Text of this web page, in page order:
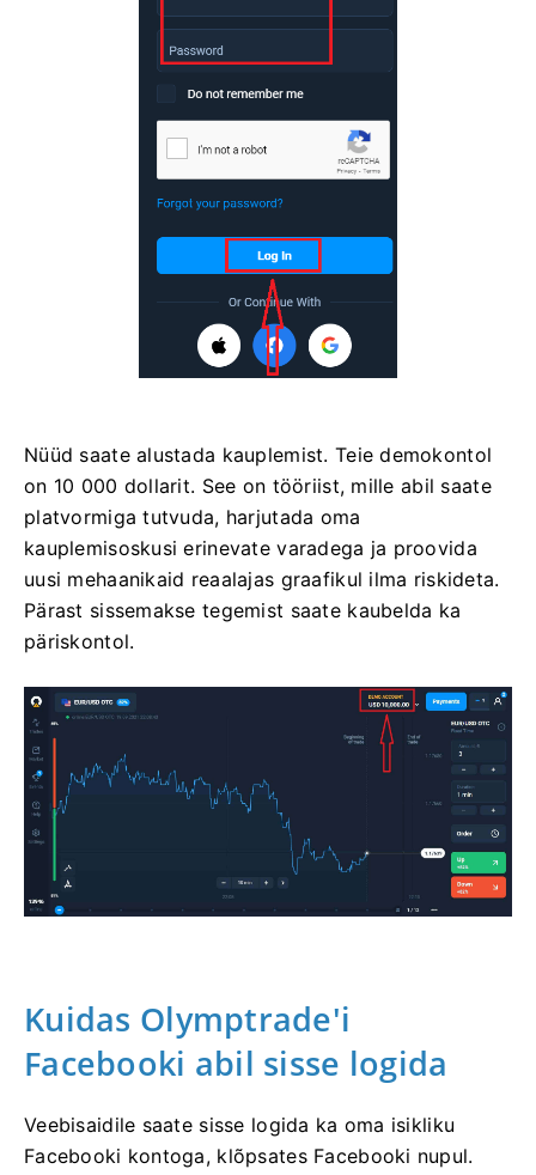
Nüüd saate alustada kauplemist. Teie demokontol
on 10 000 dollarit. See on tööriist, mille abil saate
platvormiga tutvuda, harjutada oma
kauplemisoskusi erinevate varadega ja proovida
uusi mehaanikaid reaalajas graafikul ilma riskideta.
Pärast sissemakse tegemist saate kaubelda ka
päriskontol.
Kuidas Olymptrade'i
Facebooki abil sisse logida
Veebisaidile saate sisse logida ka oma isikliku
Facebooki kontoga, klõpsates Facebooki nupul.